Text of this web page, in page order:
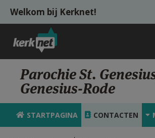
Overslaan en naar de inhoud gaan
Welkom bij Kerknet!
STARTPAGINA
KERK
VIERINGEN
Parochie St.
Genesius-Rode
STARTPAGINA CONTACTEN